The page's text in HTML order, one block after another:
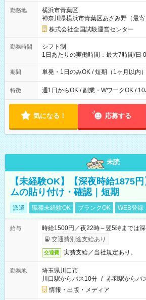
例】 ・河合塾模擬試験 8:30～17:30
×8時間＝日収10,400円＋交通費 ※当
円の場合あり ・国家試験 7:00～
円（役割手当＋100円）×6時間＝日収8,400
間】試用期間なし
勤務地
横浜市青葉区
神奈川県横浜市青葉区あざみ野（最寄
株式会社全国試験運営センター
勤務時間
シフト制
1日あたりの実働時間：最大7時間/
間は 試験により異なります。
期間 単発・1日のみOK / 短期（1ヶ月以内）
特徴 週1日からOK / 副業・WワークOK /
気になる！ 応募する
未読
【未経験OK】【深夜時給1875
ムの貼り付け・確認｜短期
派遣 職種未経験OK ブランクOK WEB登録
給与
時給1500円／夜22時～翌5時までは
交通費別途支給あり
交通費 実費支給／当社規定あり。
勤務地
埼玉県川口市
川口駅からバス10分 / 赤羽駅からバ
情報・出版・メディア